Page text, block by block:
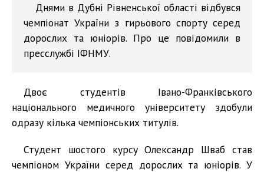
Днями в Дубні Рівненської області відбувся
чемпіонат України з гирьового спорту серед
дорослих та юніорів. Про це повідомили в
пресслужбі ІФНМУ.
Двоє студентів Івано-Франківського
національного медичного університету здобули
одразу кілька чемпіонських титулів.
Студент шостого курсу Олександр Шваб став
чемпіоном України серед дорослих та юніорів. У